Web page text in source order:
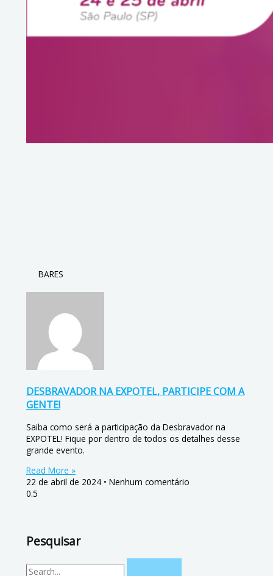
BARES
DESBRAVADOR NA EXPOTEL, PARTICIPE COM A
GENTE!
Saiba como será a participação da Desbravador na
EXPOTEL! Fique por dentro de todos os detalhes desse
grande evento.
Read More »
22 de abril de 2024
Nenhum comentário
Pesquisar